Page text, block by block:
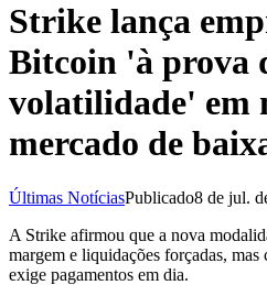
Strike lança
Bitcoin 'à prova
volatilidade' em
mercado de
Últimas NotíciasPublicado8 de jul.
A Strike afirmou que a nova
margem e liquidações forçadas,
exige pagamentos em dia.